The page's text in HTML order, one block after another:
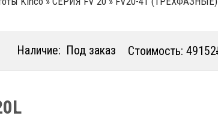
Наличие: Под заказ Стоимость: 49152